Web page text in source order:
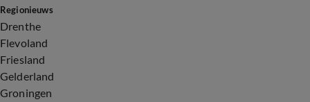
Regionieuws
Drenthe
Flevoland
Friesland
Gelderland
Groningen